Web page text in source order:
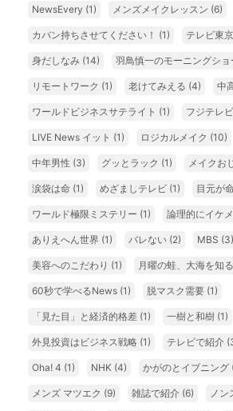
NewsEvery (1) メンズメイクレッスン (6)
カバン持ちさせてください！ (1) テレビ東京
身だしなみ (14) 羽鳥慎一のモーニングショ
リモートワーク (1) 老けてみえる (4) 中
ワールドビジネスサテライト (1) フジテレビ
LIVE News イット (1) ロジカルメイク (10)
中年男性 (3) グッとラック (1) メイクお
涙袋は命 (1) めざましテレビ (1) 目元が
ワールド極限ミステリー (1) 論理的にイケ
ありえへん世界 (1) バレない (2) MBS (3)
美容へのこだわり (1) 月曜の蛙、大海を知る
60秒で学べるNews (1) 脱マスク需要 (1)
「見た目」と経済的格差 (1) 一樹と和樹 (1)
外見投資はビジネス戦略 (1) テレビで紹介
Oha! 4 (1) NHK (4) かがのとイブニング
メンズ マツエク (9) 雑誌で紹介 (6) ノン